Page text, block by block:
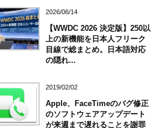
2026/06/14
【WWDC 2026 決定版】250以
上の新機能を日本人フリーク
目線で総まとめ。日本語対応
の隠れ...
2019/02/02
Apple、FaceTimeのバグ修正
のソフトウェアアップデート
が来週まで遅れることを謝罪